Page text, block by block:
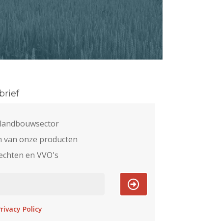
van onze producten
en VVO's
Policy